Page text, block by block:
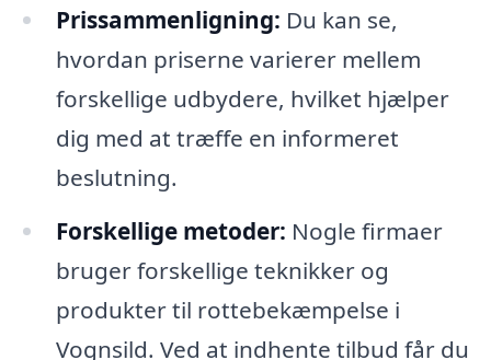
Prissammenligning: Du kan se,
hvordan priserne varierer mellem
forskellige udbydere, hvilket hjælper
dig med at træffe en informeret
beslutning.
Forskellige metoder: Nogle firmaer
bruger forskellige teknikker og
produkter til rottebekæmpelse i
Vognsild. Ved at indhente tilbud får du